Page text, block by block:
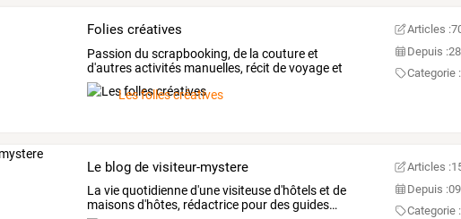
Folies créatives
Passion du scrapbooking, de la couture et
d'autres activités manuelles, récit de voyage et
d'aventure
Les folles créatives
Articles :
Depuis :
Categorie :
Le blog de visiteur-mystere
La viequotidienned'unevisiteused'hôtelset de
maisonsd'hôtes, rédactrice pourdesguides…
Articles :
Depuis :
Categorie :